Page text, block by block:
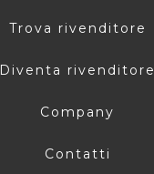
Trova rivenditore
Diventa rivenditore
Company
Contatti